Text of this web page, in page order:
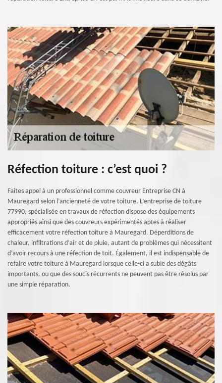
Réfection toiture : c’est quoi ?
Faites appel à un professionnel comme couvreur Entreprise CN à
Mauregard selon l’ancienneté de votre toiture. L’entreprise de toiture
77990, spécialisée en travaux de réfection dispose des équipements
appropriés ainsi que des couvreurs expérimentés aptes à réaliser
efficacement votre réfection toiture à Mauregard. Déperditions de
chaleur, infiltrations d’air et de pluie, autant de problèmes qui nécessitent
d’avoir recours à une réfection de toit. Également, il est indispensable de
refaire votre toiture à Mauregard lorsque celle-ci a subie des dégâts
importants, ou que des soucis récurrents ne peuvent pas être résolus par
une simple réparation.